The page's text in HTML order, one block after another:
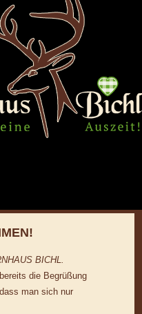
BICHL.
die Begrüßung
man sich nur